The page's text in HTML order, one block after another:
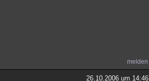
melden
26.10.2006 um 14:46